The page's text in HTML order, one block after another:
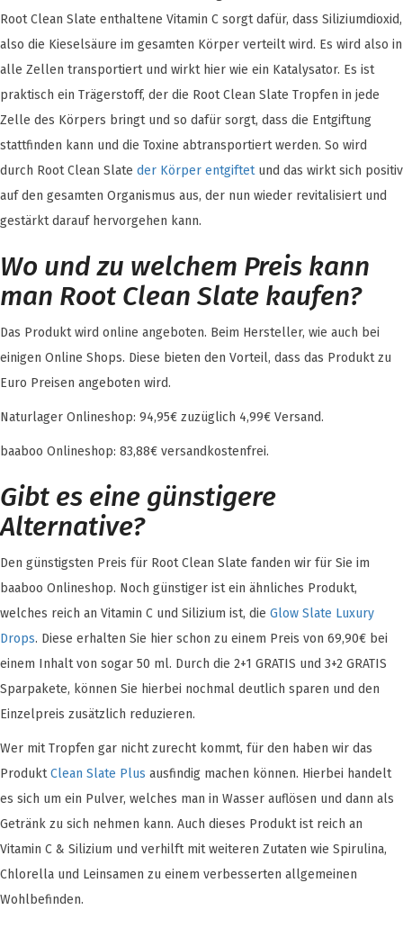
Root Clean Slate enthaltene Vitamin C sorgt dafür, dass Siliziumdioxid,
also die Kieselsäure im gesamten Körper verteilt wird. Es wird also in
alle Zellen transportiert und wirkt hier wie ein Katalysator. Es ist
praktisch ein Trägerstoff, der die Root Clean Slate Tropfen in jede
Zelle des Körpers bringt und so dafür sorgt, dass die Entgiftung
stattfinden kann und die Toxine abtransportiert werden. So wird
durch Root Clean Slate der Körper entgiftetund das wirkt sich positiv
auf den gesamten Organismus aus, der nun wieder revitalisiert und
gestärkt darauf hervorgehen kann.
Wo und zu welchem Preis kann
man Root Clean Slate kaufen?
Das Produkt wird online angeboten. Beim Hersteller, wie auch bei
einigen Online Shops. Diese bieten den Vorteil, dass das Produkt zu
Euro Preisen angeboten wird.
Naturlager Onlineshop: 94,95€ zuzüglich 4,99€ Versand.
baaboo Onlineshop: 83,88€ versandkostenfrei.
Gibt es eine günstigere
Alternative?
Den günstigsten Preis für Root Clean Slate fanden wir für Sie im
baaboo Onlineshop. Noch günstiger ist ein ähnliches Produkt,
welches reich an Vitamin C und Silizium ist, die Glow Slate Luxury
Drops. Diese erhalten Sie hier schon zu einem Preis von 69,90€ bei
einem Inhalt von sogar 50 ml. Durch die 2+1 GRATIS und 3+2 GRATIS
Sparpakete, können Sie hierbei nochmal deutlich sparen und den
Einzelpreis zusätzlich reduzieren.
Wer mit Tropfen gar nicht zurecht kommt, für den haben wir das
ProduktClean Slate Plus ausfindig machen können. Hierbei handelt
es sich um ein Pulver, welches man in Wasser auflösen und dann als
Getränk zu sich nehmen kann. Auch dieses Produkt ist reich an
Vitamin C & Silizium und verhilft mit weiteren Zutaten wie Spirulina,
Chlorella und Leinsamen zu einem verbesserten allgemeinen
Wohlbefinden.